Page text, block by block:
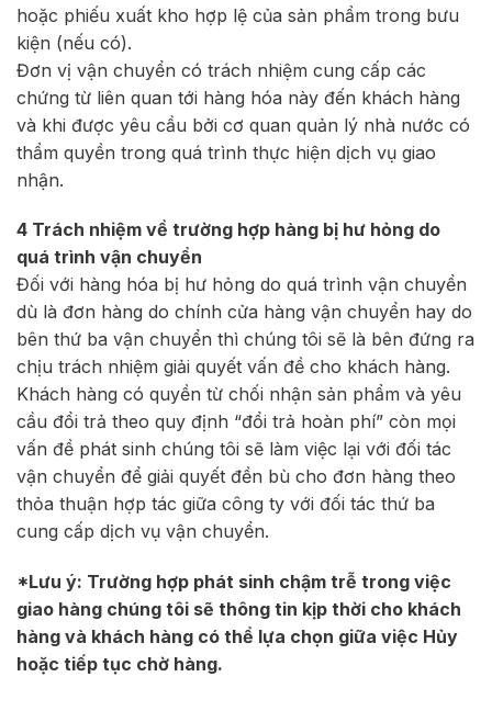
hoặc phiếu xuất kho hợp lệ của sản phẩm trong bưu
kiện (nếu có).
Đơn vị vận chuyển có trách nhiệm cung cấp các
chứng từ liên quan tới hàng hóa này đến khách hàng
và khi được yêu cầu bởi cơ quan quản lý nhà nước có
thẩm quyền trong quá trình thực hiện dịch vụ giao
nhận.
4 Trách nhiệm về trường hợp hàng bị hư hỏng do
quá trình vận chuyển
Đối với hàng hóa bị hư hỏng do quá trình vận chuyển
dù là đơn hàng do chính cửa hàng vận chuyển hay do
bên thứ ba vận chuyển thì chúng tôi sẽ là bên đứng ra
chịu trách nhiệm giải quyết vấn đề cho khách hàng.
Khách hàng có quyền từ chối nhận sản phẩm và yêu
cầu đổi trả theo quy định “đổi trả hoàn phí” còn mọi
vấn đề phát sinh chúng tôi sẽ làm việc lại với đối tác
vận chuyển để giải quyết đền bù cho đơn hàng theo
thỏa thuận hợp tác giữa công ty với đối tác thứ ba
cung cấp dịch vụ vận chuyển.
*Lưu ý: Trường hợp phát sinh chậm trễ trong việc
giao hàng chúng tôi sẽ thông tin kịp thời cho khách
hàng và khách hàng có thể lựa chọn giữa việc Hủy
hoặc tiếp tục chờ hàng.